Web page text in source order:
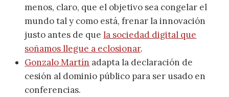
menos, claro, que el objetivo sea congelar el
mundo tal y como está, frenar la innovación
justo antes de quela sociedad digital que
soñamos llegue a eclosionar.
Gonzalo Martín adapta la declaración de
cesión al dominio público para ser usado en
conferencias.